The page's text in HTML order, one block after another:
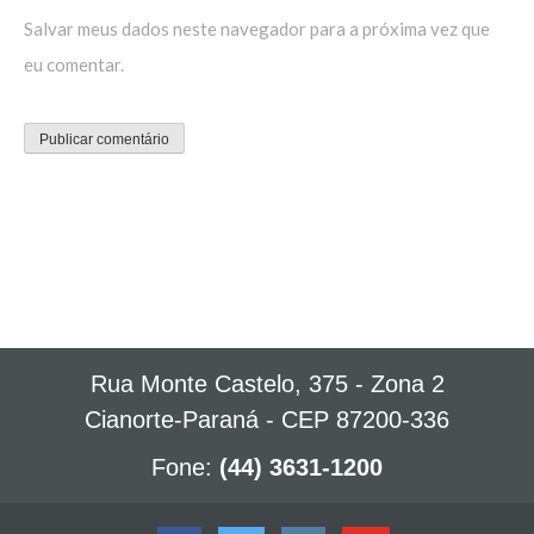
Salvar meus dados neste navegador para a próxima vez que
eu comentar.
Rua Monte Castelo, 375 - Zona 2
Cianorte-Paraná - CEP 87200-336
Fone: (44) 3631-1200